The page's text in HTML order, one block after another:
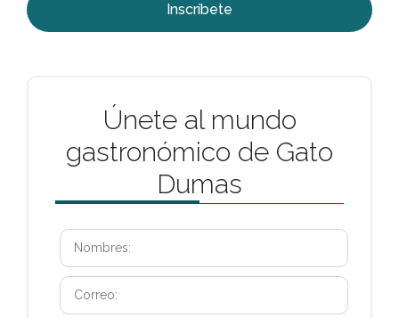
Inscríbete
Únete al mundo
gastronómico de Gato
Dumas